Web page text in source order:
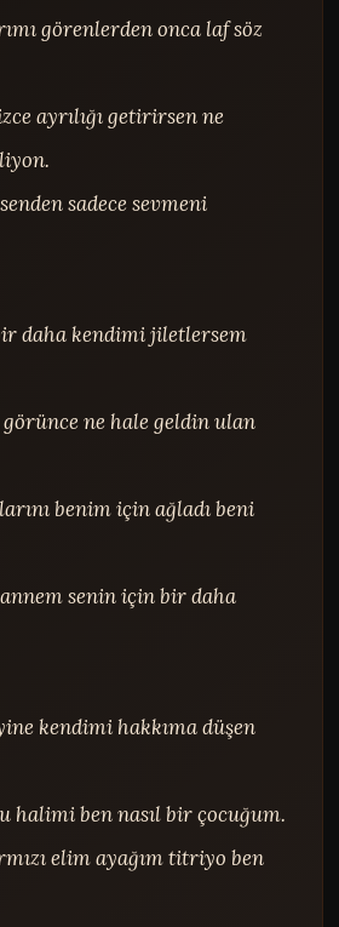
görenlerden onca laf söz
ayrılığı getirirsen ne
sadece sevmeni
daha kendimi jiletlersem
ne hale geldin ulan
benim için ağladı beni
senin için bir daha
kendimi hakkıma düşen
halimi ben nasıl bir çocuğum.
elim ayağım titriyo ben